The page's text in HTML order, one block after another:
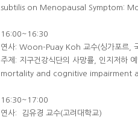
subtilis on Menopausal Symptom:
16:00~16:30
연사: Woon-Puay Koh 교수(싱가포르,
주제: 지구건강식단의 사망률, 인지저
mortality and cognitive impairment
16:30~17:00
연사: 김유경 교수(고려대학교)